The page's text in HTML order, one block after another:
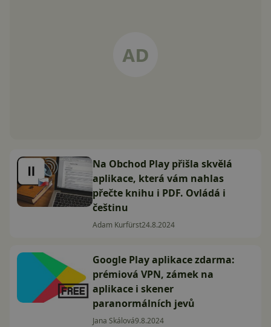
Na Obchod Play přišla skvělá
aplikace, která vám nahlas
přečte knihu i PDF. Ovládá i
češtinu
Adam Kurfürst24.8.2024
Google Play aplikace zdarma:
prémiová VPN, zámek na
aplikace i skener
paranormálních jevů
Jana Skálová9.8.2024